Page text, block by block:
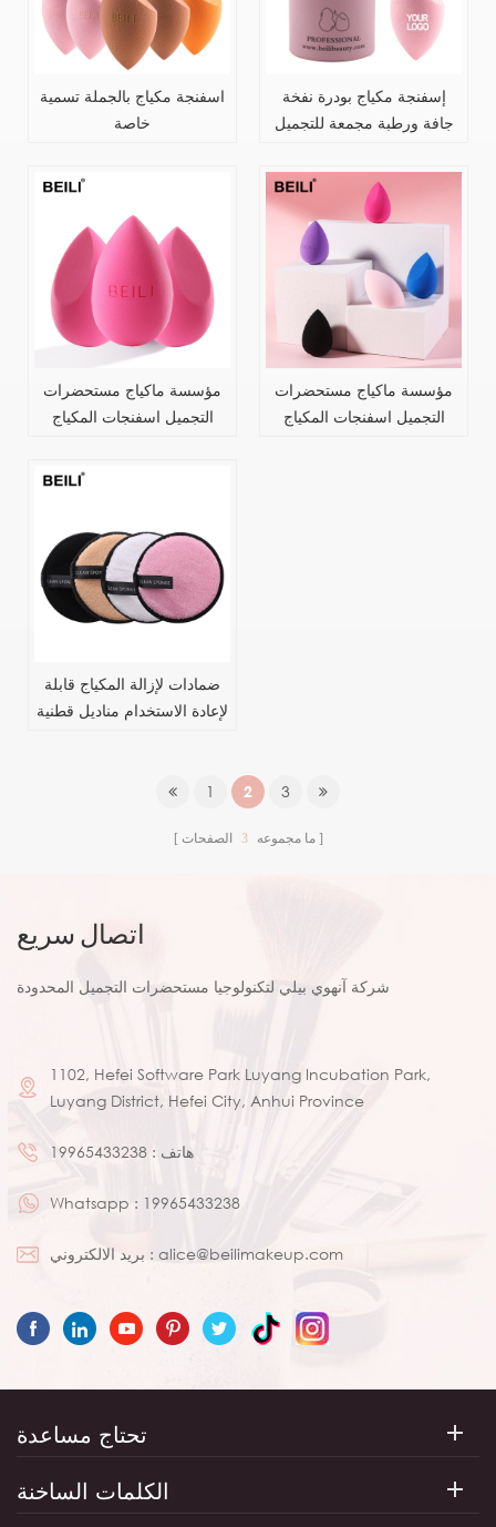
اسفنجة مكياج بالجملة تسمية
خاصة
إسفنجة مكياج بودرة نفخة
جافة ورطبة مجمعة للتجميل
قطع إسفنجة للمكياج أدوات
مؤسسة ماكياج مستحضرات
التجميل اسفنجات المكياج
مؤسسة ماكياج مستحضرات
التجميل اسفنجات المكياج
ضمادات لإزالة المكياج قابلة
لإعادة الاستخدام مناديل قطنية
1
2 3
ما مجموعه 3 الصفحات
اتصال سريع
شركة آنهوي بيلي لتكنولوجيا مستحضرات التجميل المحدودة
1102, Hefei Software Park Luyang Incubation Park,
Luyang District, Hefei City, Anhui Province
هاتف : 19965433238
Whatsapp : 19965433238
بريد الالكتروني : alice@beilimakeup.com
تحتاج مساعدة
الكلمات الساخنة